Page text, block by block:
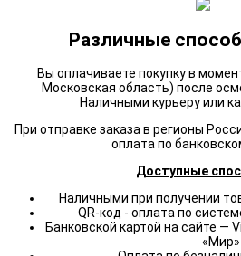
Различные
Вы оплачиваете покупку в
Московская область) после
Наличными курьеру или
При отправке заказа в регионы
оплата по
Доступные
Наличными при получении
QR-код - оплата по
Банковской картой на сайте —
«Мир»